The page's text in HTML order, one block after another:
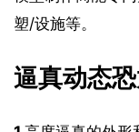
塑/设施等。
逼真动态